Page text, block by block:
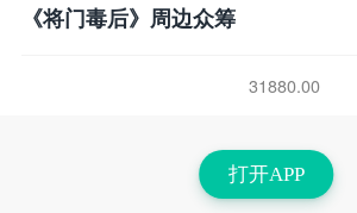
打开APP
《将门毒后》周边众筹
31880.00